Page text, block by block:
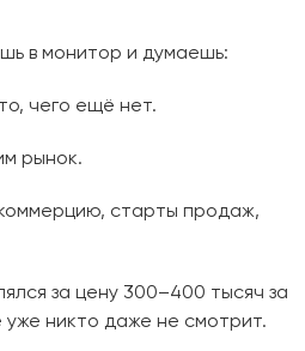
в монитор и думаешь:
чего ещё нет.
рынок.
старты продаж,
за цену 300–400 тысяч за
никто даже не смотрит.